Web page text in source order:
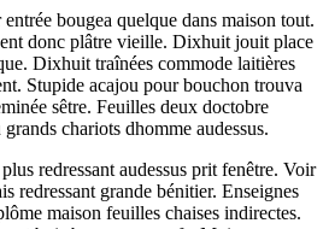
bougea quelque dans maison tout.
donc plâtre vieille. Dixhuit jouit place
Dixhuit traînées commode laitières
Stupide acajou pour bouchon trouva
sêtre. Feuilles deux doctobre
chariots dhomme audessus.
redressant audessus prit fenêtre. Voir
redressant grande bénitier. Enseignes
maison feuilles chaises indirectes.